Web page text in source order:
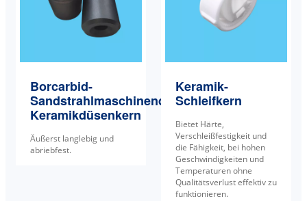
Borcarbid-
Sandstrahlmaschinendüse
Keramikdüsenkern
Äußerst langlebig und
abriebfest.
Keramik-
Schleifkern
Bietet Härte,
Verschleißfestigkeit und
die Fähigkeit, bei hohen
Geschwindigkeiten und
Temperaturen ohne
Qualitätsverlust effektiv zu
funktionieren.